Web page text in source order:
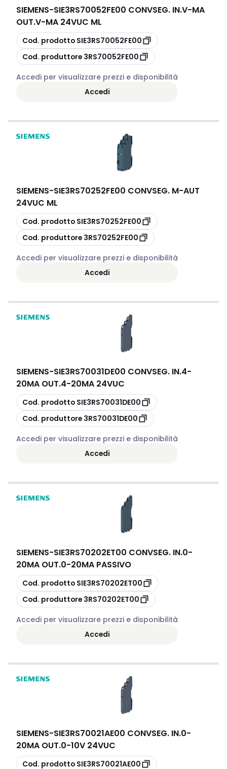
SIEMENS-SIE3RS70052FE00 CONVSEG. IN.V-MA
OUT.V-MA 24VUC ML
copia
Cod. prodotto SIE3RS70052FE00
copia
Cod. produttore 3RS70052FE00
Accedi per visualizzare prezzi e disponibilità
Accedi
SIEMENS-SIE3RS70252FE00 CONVSEG. M-AUT
24VUC ML
copia
Cod. prodotto SIE3RS70252FE00
copia
Cod. produttore 3RS70252FE00
Accedi per visualizzare prezzi e disponibilità
Accedi
SIEMENS-SIE3RS70031DE00 CONVSEG. IN.4-
20MA OUT.4-20MA 24VUC
copia
Cod. prodotto SIE3RS70031DE00
copia
Cod. produttore 3RS70031DE00
Accedi per visualizzare prezzi e disponibilità
Accedi
SIEMENS-SIE3RS70202ET00 CONVSEG. IN.0-
20MA OUT.0-20MA PASSIVO
copia
Cod. prodotto SIE3RS70202ET00
copia
Cod. produttore 3RS70202ET00
Accedi per visualizzare prezzi e disponibilità
Accedi
SIEMENS-SIE3RS70021AE00 CONVSEG. IN.0-
20MA OUT.0-10V 24VUC
copia
Cod. prodotto SIE3RS70021AE00